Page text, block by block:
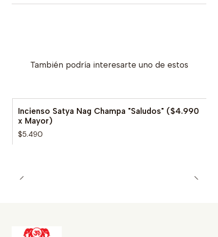
También podría interesarte uno de estos
Incienso Satya Nag Champa "Saludos" ($4.990
x Mayor)
$5.490